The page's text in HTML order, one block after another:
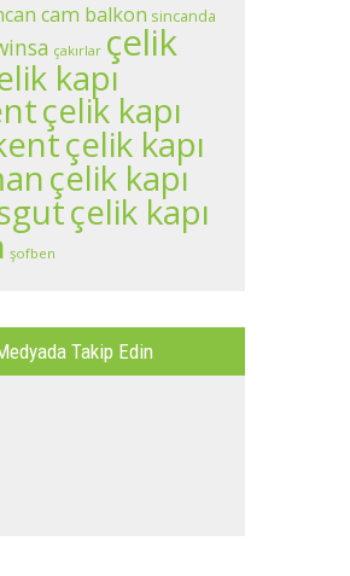
cam balkon sincanda
çakırlar çelik
kapı
çelik kapı
çelik kapı
çelik kapı
çelik kapı
şofben
Takip Edin